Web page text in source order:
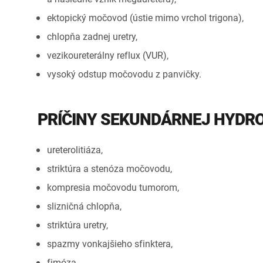
ektopický močovod (ústie mimo vrchol trigona),
chlopňa zadnej uretry,
vezikoureterálny reflux (VUR),
vysoký odstup močovodu z panvičky.
PRÍČINY SEKUNDÁRNEJ
ureterolitiáza,
striktúra a stenóza močovodu,
kompresia močovodu tumorom,
slizničná chlopňa,
striktúra uretry,
spazmy vonkajšieho sfinktera,